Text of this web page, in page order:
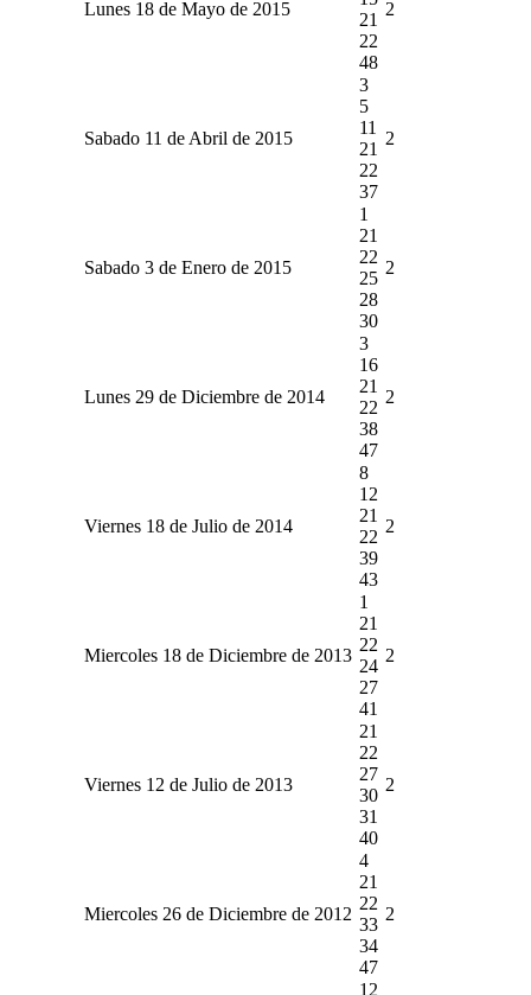
Lunes 18 de Mayo de 2015
21
22
48
2
Sabado 11 de Abril de 2015
3
5
11
21
22
37
2
Sabado 3 de Enero de 2015
1
21
22
25
28
30
2
Lunes 29 de Diciembre de 2014
3
16
21
22
38
47
2
Viernes 18 de Julio de 2014
8
12
21
22
39
43
2
Miercoles 18 de Diciembre de 2013
1
21
22
24
27
41
2
Viernes 12 de Julio de 2013
21
22
27
30
31
40
2
Miercoles 26 de Diciembre de 2012
4
21
22
33
34
47
2
12